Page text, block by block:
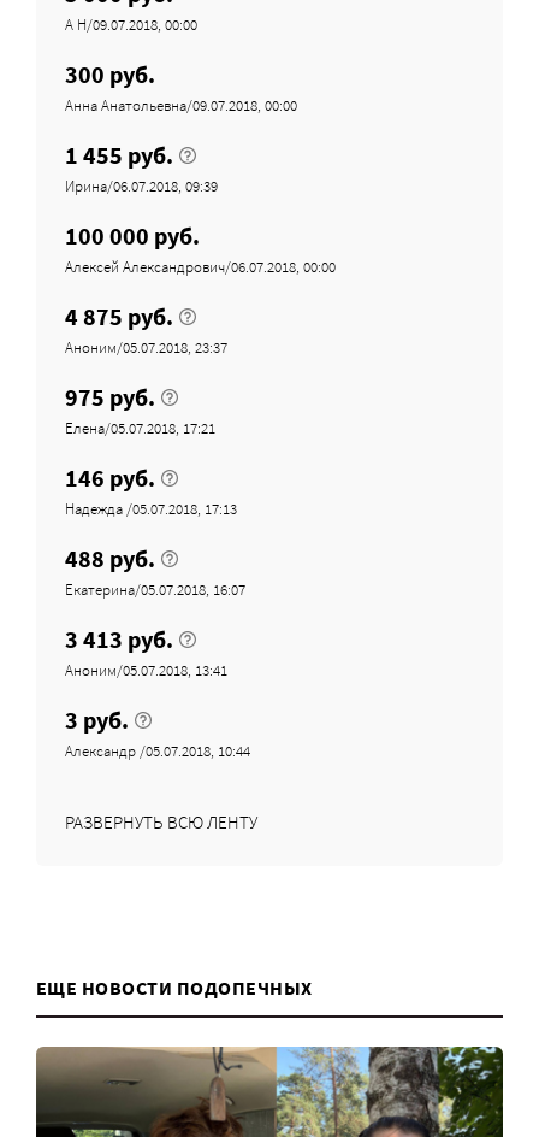
А Н/09.07.2018, 00:00
300 руб.
Анна Анатольевна/09.07.2018, 00:00
1 455 руб.
Ирина/06.07.2018, 09:39
100 000 руб.
Алексей Александрович/06.07.2018, 00:00
4 875 руб.
Аноним/05.07.2018, 23:37
975 руб.
Елена/05.07.2018, 17:21
146 руб.
Надежда /05.07.2018, 17:13
488 руб.
Екатерина/05.07.2018, 16:07
3 413 руб.
Аноним/05.07.2018, 13:41
3 руб.
Александр /05.07.2018, 10:44
РАЗВЕРНУТЬ ВСЮ ЛЕНТУ
ЕЩЕ НОВОСТИ ПОДОПЕЧНЫХ